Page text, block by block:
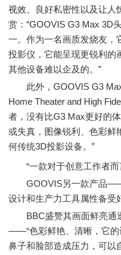
视效、良好私密性以及让人
赏：“GOOVIS G3 Max 3D
一。作为一名画质发烧友，
投影仪，它能呈现更锐利的
其他设备难以企及的。”
此外，GOOVIS G3 Max
Home Theater and High
者，没有比G3 Max更好的
或失真，图像锐利、色彩鲜
何传统3D投影设备。”
“一款对于创意工作者而
GOOVIS另一款产品
设计和生产力工具属性备受
BBC盛赞其画面鲜亮通
——“色彩鲜艳、清晰，它的
鼻子和脸部造成压力，可以